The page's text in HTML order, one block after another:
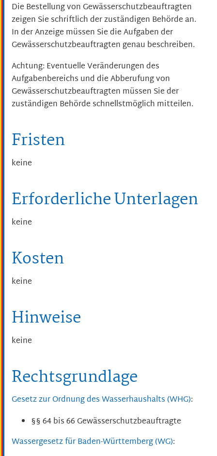
Die Bestellung von Gewässerschutzbeauftragten
zeigen Sie schriftlich der zuständigen Behörde an.
In der Anzeige müssen Sie die Aufgaben der
Gewässerschutzbeauftragten genau beschreiben.
Achtung: Eventuelle Veränderungen des
Aufgabenbereichs und die Abberufung von
Gewässerschutzbeauftragten müssen Sie der
zuständigen Behörde schnellstmöglich mitteilen.
Fristen
keine
Erforderliche Unterlagen
keine
Kosten
keine
Hinweise
keine
Rechtsgrundlage
Gesetz zur Ordnung des Wasserhaushalts (WHG):
§§ 64 bis 66 Gewässerschutzbeauftragte
Wassergesetz für Baden-Württemberg (WG):